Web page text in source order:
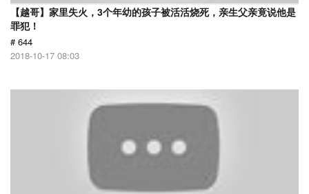
【越哥】家里失火，3个年幼的孩子被活活烧死，亲生父亲竟说他是
罪犯！
# 644
2018-10-17 08:03